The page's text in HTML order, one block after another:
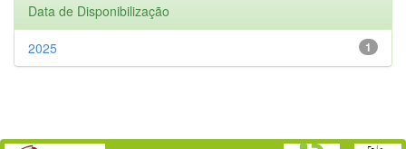
Data de Disponibilização
1
2025